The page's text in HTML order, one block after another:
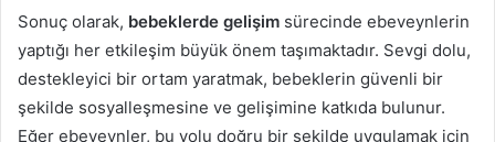
Sonuç olarak, bebeklerde gelişim sürecinde ebeveynlerin
yaptığı her etkileşim büyük önem taşımaktadır. Sevgi dolu,
destekleyici bir ortam yaratmak, bebeklerin güvenli bir
şekilde sosyalleşmesine ve gelişimine katkıda bulunur.
Eğer ebeveynler, bu yolu doğru bir şekilde uygulamak için